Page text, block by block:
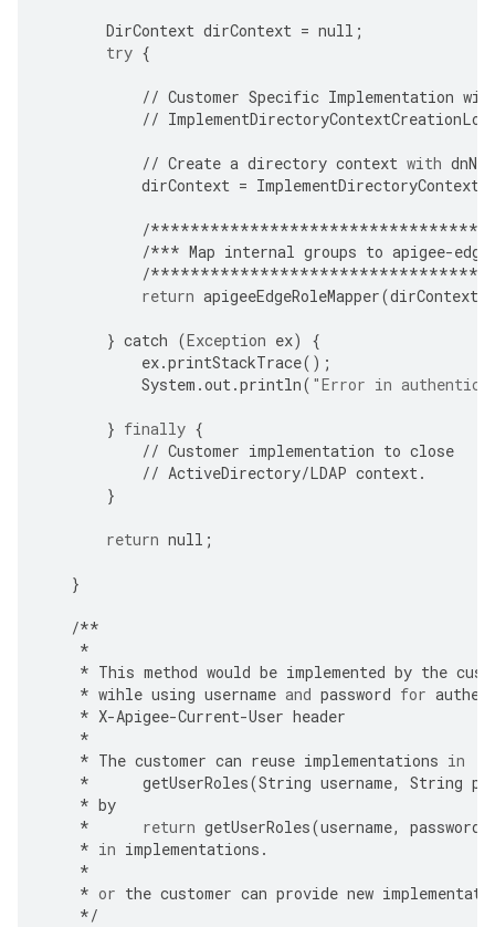
DirContext dirContext = null ;
try {
// Customer Specific Implementation
//
// Create a directory context with
dirContext =
/
/*** Map internal groups to apigee-edge
/
return apigeeEdgeRoleMapper(dirContext
} catch (Exception ex)
{
ex.printStackTrace();
System .out.println( "Error in
} finally {
// Customer implementation to close
// ActiveDirectory/LDAP context.
}
return null ;
}
/**
*
* This method would be implemented by the
* wihle using username and password for
* X-Apigee-Current-User header
*
* The customer can reuse implementations in
*
getUserRoles(String username, String
* by
*
return getUserRoles(username, password
* in implementations .
*
* or the customer can provide new
*/